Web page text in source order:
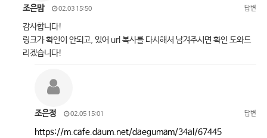
조은맘 02.03 15:50 답변
감사합니다!
링크가 확인이 안되고, 있어 url 복사를 다시해서 남겨주시면 확인 도와드
리겠습니다!
조은정 02.05 15:01 답변
https://m.cafe.daum.net/daegumam/34al/67445